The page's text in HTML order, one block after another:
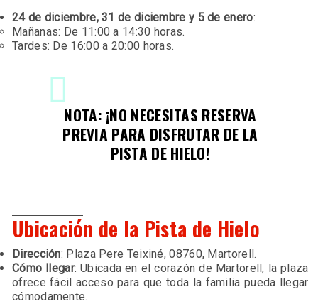
24 de diciembre, 31 de diciembre y 5 de enero:
Mañanas: De 11:00 a 14:30 horas.
Tardes: De 16:00 a 20:00 horas.
NOTA: ¡NO NECESITAS RESERVA
PREVIA PARA DISFRUTAR DE LA
PISTA DE HIELO!
Ubicación de la Pista de Hielo
Dirección: Plaza Pere Teixiné, 08760, Martorell.
Cómo llegar: Ubicada en el corazón de Martorell, la plaza
ofrece fácil acceso para que toda la familia pueda llegar
cómodamente.